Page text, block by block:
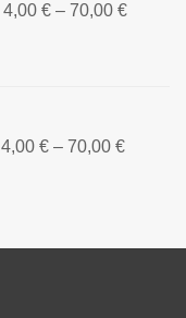
4,00 € – 70,00 €
4,00 € – 70,00 €